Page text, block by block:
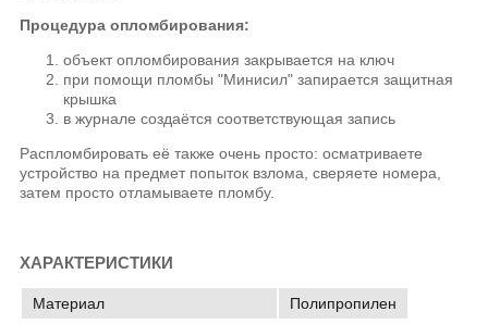
Процедура опломбирования:
объект опломбирования закрывается на ключ
при помощи пломбы "Минисил" запирается защитная
крышка
в журнале создаётся соответствующая запись
Распломбировать её также очень просто: осматриваете
устройство на предмет попыток взлома, сверяете номера,
затем просто отламываете пломбу.
ХАРАКТЕРИСТИКИ
Материал
Полипропилен